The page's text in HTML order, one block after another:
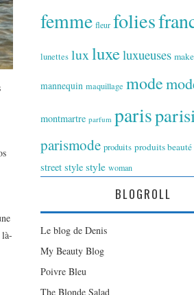
femme fleur folies
lunettes luxluxeluxueuses
mannequin maquillage mode
montmartre parfum paris
parismode produits produits beauté
street style style woman
BLOGROLL
Le blog de Denis
My Beauty Blog
Poivre Bleu
The Blonde Salad